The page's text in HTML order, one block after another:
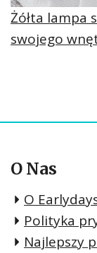
Żółta lampa
swojego
O Nas
O
Polityka
Najlepszy